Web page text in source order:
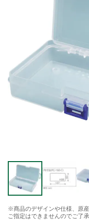
※商品のデザインや仕様、原
ご指定はできませんのでご了承